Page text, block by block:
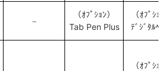
－
（ｵﾌﾟｼｮﾝ）
Tab Pen Plus
（ｵﾌﾟｼｮﾝ
ﾃﾞｼﾞﾀﾙﾍﾟ
（ｵﾌﾟｼｮﾝ